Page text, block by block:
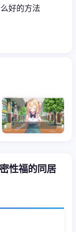
好的方法
性福的同居